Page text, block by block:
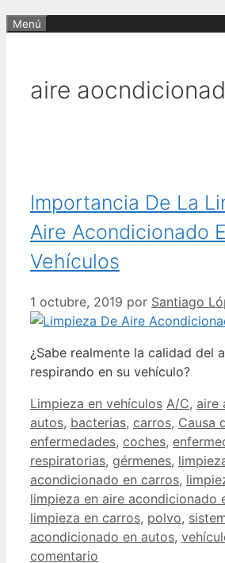
Menú
aire
Importancia De La
Aire Acondicionado
Vehículos
1 octubre, 2019 por Santiago
¿Sabe realmente la calidad del
respirando en su vehículo?
Limpieza en vehículos A/C, aire
autos, bacterias, carros, Causa
enfermedades, coches,
respiratorias, gérmenes,
acondicionado en carros,
limpieza en aire acondicionado
limpieza en carros, polvo,
acondicionado en autos,
comentario